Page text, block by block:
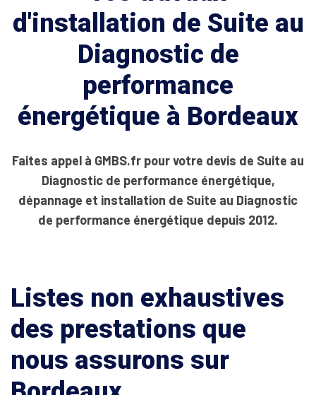
d'installation de Suite au
Diagnostic de
performance
énergétique à Bordeaux
Faites appel à GMBS.fr pour votre devis de Suite au
Diagnostic de performance énergétique,
dépannage et installation de Suite au Diagnostic
de performance énergétique depuis 2012.
Listes non exhaustives
des prestations que
nous assurons sur